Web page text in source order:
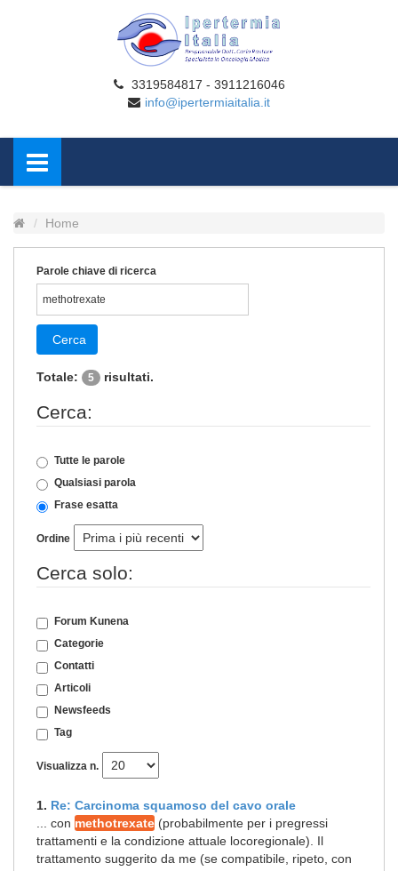
3319584817 - 3911216046
info@ipertermiaitalia.it
Home
Parole chiave di ricerca
Cerca
Totale: 5 risultati.
Cerca:
Tutte le parole
Qualsiasi parola
Frase esatta
Ordine
Cerca solo:
Forum Kunena
Categorie
Contatti
Articoli
Newsfeeds
Tag
Visualizza n.
1. Re: Carcinoma squamoso del cavo orale
... con methotrexate (probabilmente per i pregressi
trattamenti e la condizione attuale locoregionale). Il
trattamento suggerito da me (se compatibile, ripeto, con